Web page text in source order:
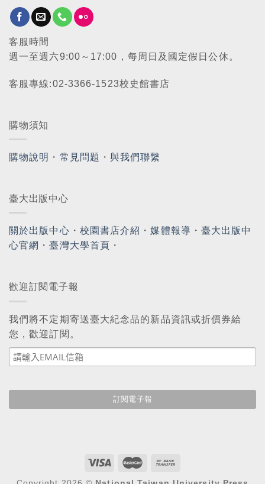
客服時間
週一至週六9:00～17:00，每周日及國定假日公休。
客服專線:02-3366-1523校史館書店
購物須知
購物說明 ・ 常見問題 ・與我們聯繫
臺大出版中心
關於出版中心 ・ 校園書店介紹 ・媒體報導 ・ 臺大出版中
心官網 ・臺灣大學首頁 ・
歡迎訂閱電子報
我們將不定期寄送臺大紀念品的新品資訊或折價券給
您，歡迎訂閱。